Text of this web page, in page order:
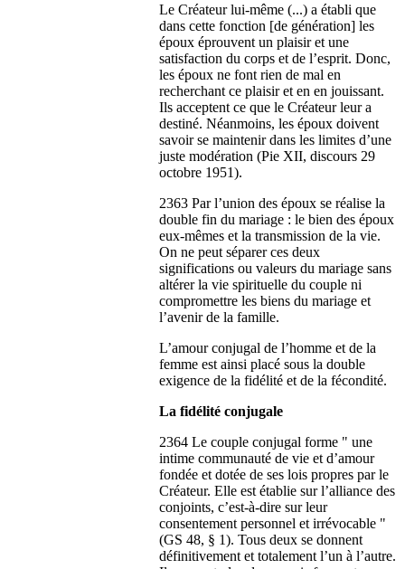
Le Créateur lui-même (...) a établi que
dans cette fonction [de génération] les
époux éprouvent un plaisir et une
satisfaction du corps et de l’esprit. Donc,
les époux ne font rien de mal en
recherchant ce plaisir et en en jouissant.
Ils acceptent ce que le Créateur leur a
destiné. Néanmoins, les époux doivent
savoir se maintenir dans les limites d’une
juste modération (Pie XII, discours 29
octobre 1951).
2363 Par l’union des époux se réalise la
double fin du mariage : le bien des époux
eux-mêmes et la transmission de la vie.
On ne peut séparer ces deux
significations ou valeurs du mariage sans
altérer la vie spirituelle du couple ni
compromettre les biens du mariage et
l’avenir de la famille.
L’amour conjugal de l’homme et de la
femme est ainsi placé sous la double
exigence de la fidélité et de la fécondité.
La fidélité conjugale
2364 Le couple conjugal forme " une
intime communauté de vie et d’amour
fondée et dotée de ses lois propres par le
Créateur. Elle est établie sur l’alliance des
conjoints, c’est-à-dire sur leur
consentement personnel et irrévocable "
(GS 48, § 1). Tous deux se donnent
définitivement et totalement l’un à l’autre.